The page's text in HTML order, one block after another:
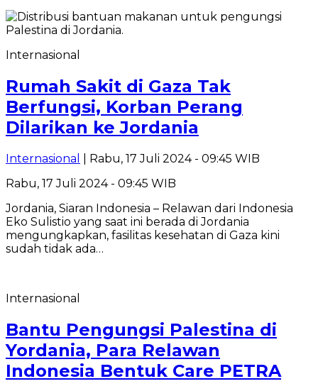
Internasional
Rumah Sakit di Gaza Tak
Berfungsi, Korban Perang
Dilarikan ke Jordania
Internasional
| Rabu, 17 Juli 2024 - 09:45 WIB
Rabu, 17 Juli 2024 - 09:45 WIB
Jordania, Siaran Indonesia – Relawan dari Indonesia
Eko Sulistio yang saat ini berada di Jordania
mengungkapkan, fasilitas kesehatan di Gaza kini
sudah tidak ada…
Internasional
Bantu Pengungsi Palestina di
Yordania, Para Relawan
Indonesia Bentuk Care PETRA